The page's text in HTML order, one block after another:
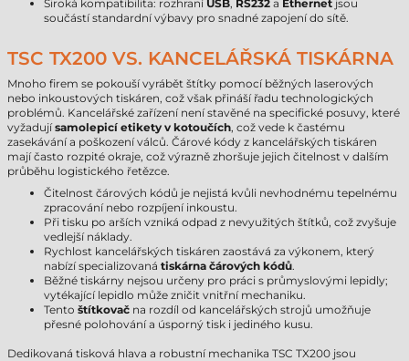
Široká kompatibilita: rozhraní USB, RS232 a Ethernet jsou
součástí standardní výbavy pro snadné zapojení do sítě.
TSC TX200 VS. KANCELÁŘSKÁ TISKÁRNA
Mnoho firem se pokouší vyrábět štítky pomocí běžných laserových
nebo inkoustových tiskáren, což však přináší řadu technologických
problémů. Kancelářské zařízení není stavěné na specifické posuvy, které
vyžadujísamolepicí etikety v kotoučích, což vede k častému
zasekávání a poškození válců. Čárové kódy z kancelářských tiskáren
mají často rozpité okraje, což výrazně zhoršuje jejich čitelnost v dalším
průběhu logistického řetězce.
Čitelnost čárových kódů je nejistá kvůli nevhodnému tepelnému
zpracování nebo rozpíjení inkoustu.
Při tisku po arších vzniká odpad z nevyužitých štítků, což zvyšuje
vedlejší náklady.
Rychlost kancelářských tiskáren zaostává za výkonem, který
nabízí specializovaná tiskárna čárových kódů.
Běžné tiskárny nejsou určeny pro práci s průmyslovými lepidly;
vytékající lepidlo může zničit vnitřní mechaniku.
Tento štítkovač na rozdíl od kancelářských strojů umožňuje
přesné polohování a úsporný tisk i jediného kusu.
Dedikovaná tisková hlava a robustní mechanika TSC TX200 jsou